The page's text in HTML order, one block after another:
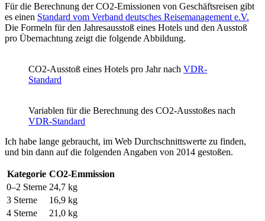
Für die Berechnung der CO2-Emissionen von Geschäftsreisen gibt
es einen Standard vom Verband deutsches Reisemanagement e.V.
Die Formeln für den Jahresausstoß eines Hotels und den Ausstoß
pro Übernachtung zeigt die folgende Abbildung.
CO2-Ausstoß eines Hotels pro Jahr nach VDR-
Standard
Variablen für die Berechnung des CO2-Ausstoßes nach
VDR-Standard
Ich habe lange gebraucht, im Web Durchschnittswerte zu finden,
und bin dann auf die folgenden Angaben von 2014 gestoßen.
Kategorie CO2-Emmission
0–2 Sterne 24,7 kg
3 Sterne
16,9 kg
4 Sterne
21,0 kg